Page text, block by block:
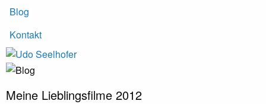
Blog
Kontakt
Meine Lieblingsfilme 2012